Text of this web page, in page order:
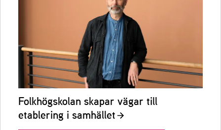
Folkhögskolan skapar vägar till
etablering i samhället